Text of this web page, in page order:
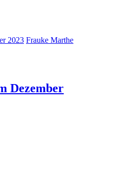
2023 Frauke Marthe
Dezember